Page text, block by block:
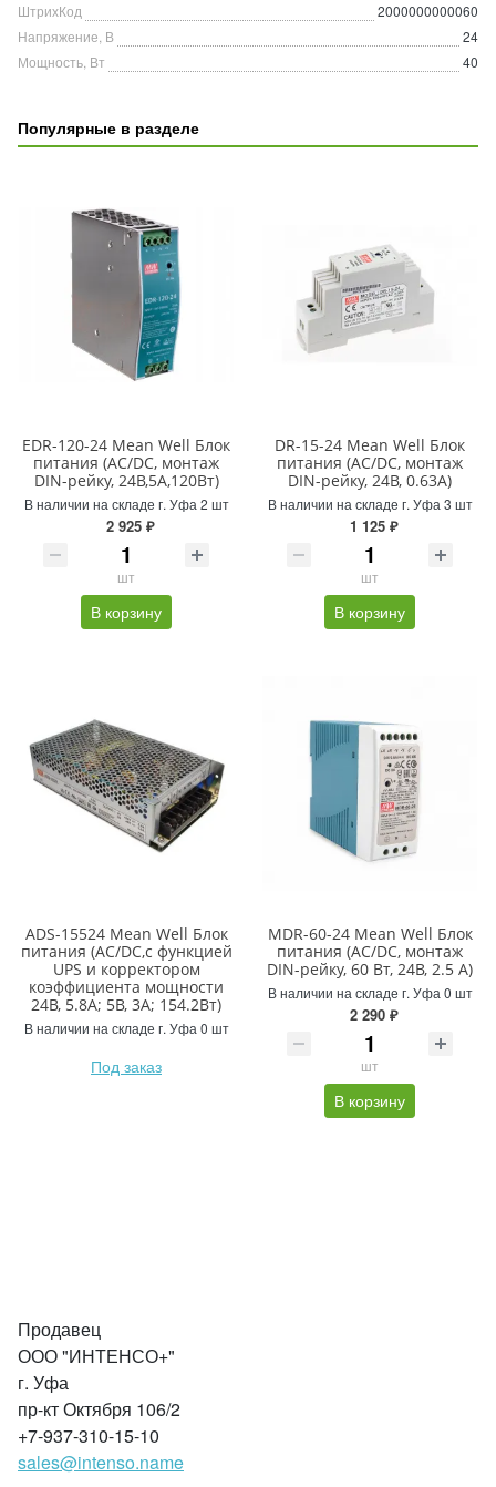
ШтрихКод
2000000000060
Напряжение, В
24
Мощность, Вт
40
Популярные в разделе
EDR-120-24 Mean Well Блок
питания (AC/DC, монтаж
DIN-рейку, 24В,5А,120Вт)
В наличии на складе г. Уфа 2 шт
2 925 ₽
шт
В корзину
DR-15-24 Mean Well Блок
питания (AC/DC, монтаж
DIN-рейку, 24В, 0.63А)
В наличии на складе г. Уфа 3 шт
1 125 ₽
шт
В корзину
ADS-15524 Mean Well Блок
питания (AC/DC,с функцией
UPS и корректором
коэффициента мощности
24В, 5.8А; 5В, 3А; 154.2Вт)
В наличии на складе г. Уфа 0 шт
Под заказ
MDR-60-24 Mean Well Блок
питания (AC/DC, монтаж
DIN-рейку, 60 Вт, 24В, 2.5 A)
В наличии на складе г. Уфа 0 шт
2 290 ₽
шт
В корзину
Продавец
ООО "ИНТЕНСО+"
г. Уфа
пр-кт Октября 106/2
+7-937-310-15-10
sales@intenso.name